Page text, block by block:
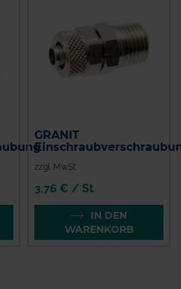
GRANIT
zzgl. MwSt.
3,76 € / St
IN DEN
WARENKORB